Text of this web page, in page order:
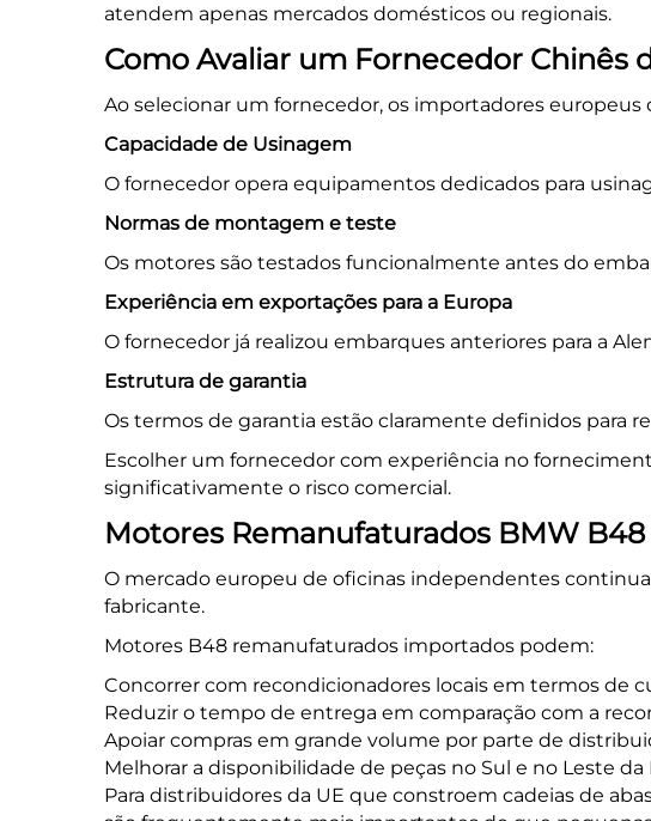
atendem apenas mercados domésticos ou regionais.
Como Avaliar um Fornecedor Chinês
Ao selecionar um fornecedor, os importadores
Capacidade de Usinagem
O fornecedor opera equipamentos dedicados para
Normas de montagem e teste
Os motores são testados funcionalmente antes do
Experiência em exportações para a Europa
O fornecedor já realizou embarques anteriores para a
Estrutura de garantia
Os termos de garantia estão claramente definidos para
Escolher um fornecedor com experiência no
significativamente o risco comercial.
Motores Remanufaturados BMW
O mercado europeu de oficinas independentes
fabricante.
Motores B48 remanufaturados importados podem:
Concorrer com recondicionadores locais em termos de
Reduzir o tempo de entrega em comparação com a
Apoiar compras em grande volume por parte de
Melhorar a disponibilidade de peças no Sul e no Leste da
Para distribuidores da UE que constroem cadeias de